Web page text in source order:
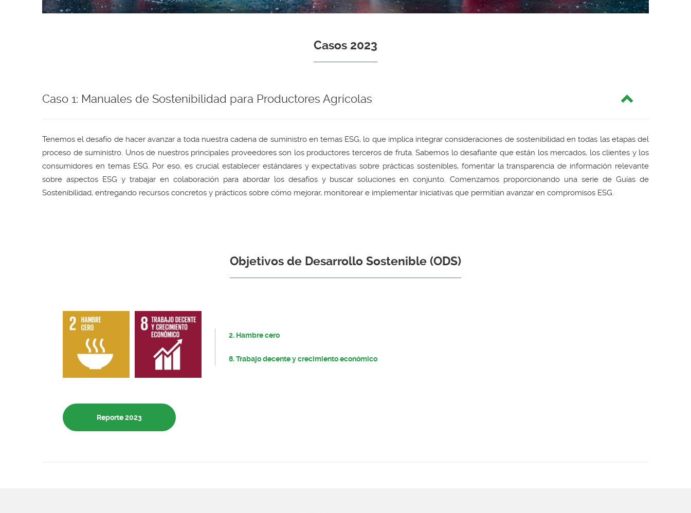
Casos 2023
Caso 1: Manuales de Sostenibilidad para Productores Agrícolas
Tenemos el desafío de hacer avanzar a toda nuestra cadena de suministro en temas ESG, lo que implica integrar consideraciones de sostenibilidad en todas las etapas del
proceso de suministro. Unos de nuestros principales proveedores son los productores terceros de fruta. Sabemos lo desafiante que están los mercados, los clientes y los
consumidores en temas ESG. Por eso, es crucial establecer estándares y expectativas sobre prácticas sostenibles, fomentar la transparencia de información relevante
sobre aspectos ESG y trabajar en colaboración para abordar los desafíos y buscar soluciones en conjunto. Comenzamos proporcionando una serie de Guías de
Sostenibilidad, entregando recursos concretos y prácticos sobre cómo mejorar, monitorear e implementar iniciativas que permitían avanzar en compromisos ESG.
Objetivos de Desarrollo Sostenible (ODS)
2. Hambre cero
8. Trabajo decente y crecimiento económico
Reporte 2023